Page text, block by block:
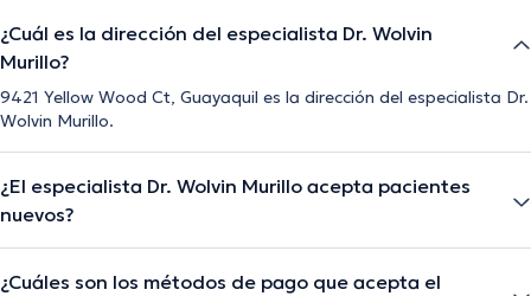
¿Cuál es la dirección del especialista Dr. Wolvin
Murillo?
9421 Yellow Wood Ct, Guayaquil es la dirección del especialista Dr.
Wolvin Murillo.
¿El especialista Dr. Wolvin Murillo acepta pacientes
nuevos?
¿Cuáles son los métodos de pago que acepta el